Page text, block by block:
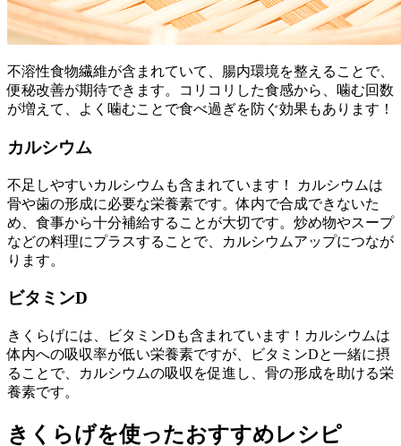
不溶性食物繊維が含まれていて、腸内環境を整えることで、
便秘改善が期待できます。コリコリした食感から、噛む回数
が増えて、よく噛むことで食べ過ぎを防ぐ効果もあります！
カルシウム
不足しやすいカルシウムも含まれています！ カルシウムは
骨や歯の形成に必要な栄養素です。体内で合成できないた
め、食事から十分補給することが大切です。炒め物やスープ
などの料理にプラスすることで、カルシウムアップにつなが
ります。
ビタミンD
きくらげには、ビタミンDも含まれています！カルシウムは
体内への吸収率が低い栄養素ですが、ビタミンDと一緒に摂
ることで、カルシウムの吸収を促進し、骨の形成を助ける栄
養素です。
きくらげを使ったおすすめレシピ